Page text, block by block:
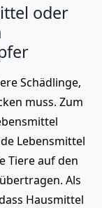
oder
Schädlinge,
muss. Zum
Lebensmittel
Tiere auf den
Als
Hausmittel